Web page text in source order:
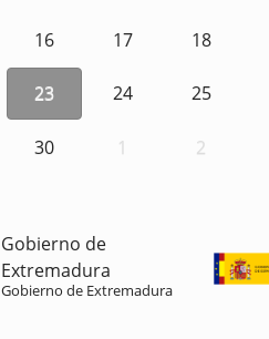
16 17 18
23 24 25
30 1 2
Gobierno de
Extremadura
Gobierno de Extremadura